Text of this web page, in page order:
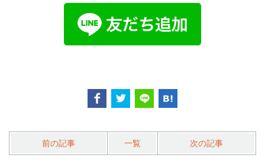
前の記事 一覧 次の記事